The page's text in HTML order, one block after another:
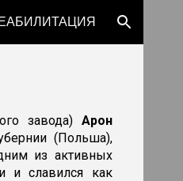
завода) Арон
(Польша),
из активных
и славился как